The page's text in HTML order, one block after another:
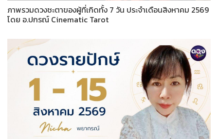
ภาพรวมดวงชะตาของผู้ที่เกิดทั้ง 7 วัน ประจำเดือนสิงหาคม 2569
โดย อ.ปกรณ์ Cinematic Tarot